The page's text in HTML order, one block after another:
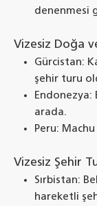
denenmesi
Vizesiz Doğa
Gürcistan:
şehir turu
Endonezya:
arada.
Peru:
Vizesiz Şehir
Sırbistan:
hareketli